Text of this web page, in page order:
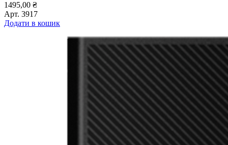
1495,00 ₴
Арт. 3917
Додати в кошик